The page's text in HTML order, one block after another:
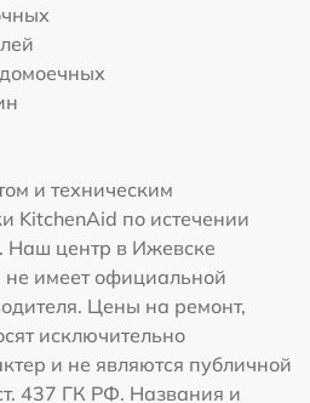
и техническим
KitchenAid по истечении
Наш центр в Ижевске
не имеет официальной
Цены на ремонт,
исключительно
и не являются публичной
437 ГК РФ. Названия и